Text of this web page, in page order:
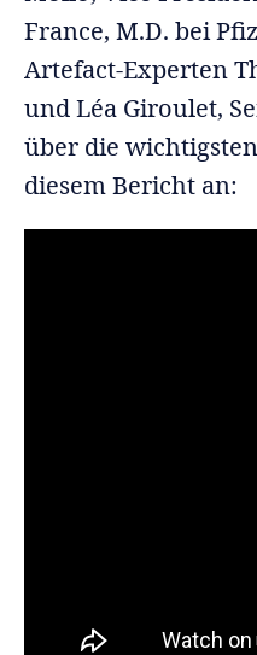
France, M.D. bei
Artefact-Experten
und Léa Giroulet,
über die
diesem Bericht an: